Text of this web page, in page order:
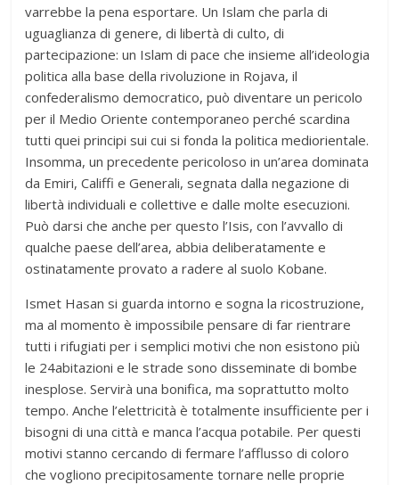
varrebbe la pena esportare. Un Islam che parla di
uguaglianza di genere, di libertà di culto, di
partecipazione: un Islam di pace che insieme all’ideologia
politica alla base della rivoluzione in Rojava, il
confederalismo democratico, può diventare un pericolo
per il Medio Oriente contemporaneo perché scardina
tutti quei principi sui cui si fonda la politica mediorientale.
Insomma, un precedente pericoloso in un’area dominata
da Emiri, Califfi e Generali, segnata dalla negazione di
libertà individuali e collettive e dalle molte esecuzioni.
Può darsi che anche per questo l’Isis, con l’avvallo di
qualche paese dell’area, abbia deliberatamente e
ostinatamente provato a radere al suolo Kobane.
Ismet Hasan si guarda intorno e sogna la ricostruzione,
ma al momento è impossibile pensare di far rientrare
tutti i rifugiati per i semplici motivi che non esistono più
le 24abitazioni e le strade sono disseminate di bombe
inesplose. Servirà una bonifica, ma soprattutto molto
tempo. Anche l’elettricità è totalmente insufficiente per i
bisogni di una città e manca l’acqua potabile. Per questi
motivi stanno cercando di fermare l’afflusso di coloro
che vogliono precipitosamente tornare nelle proprie